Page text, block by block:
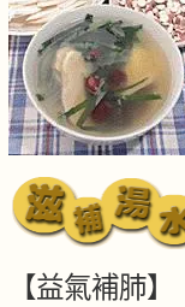
【益氣補肺】